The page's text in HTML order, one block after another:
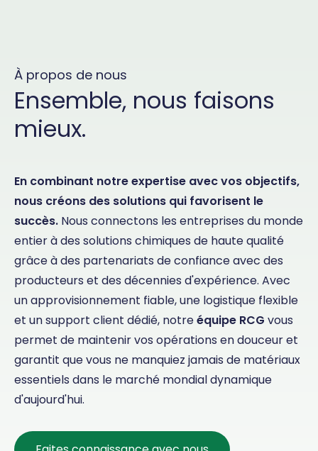
À propos de nous
Ensemble, nous faisons
mieux.
En combinant notre expertise avec vos objectifs,
nous créons des solutions qui favorisent le
succès. Nous connectons les entreprises du monde
entier à des solutions chimiques de haute qualité
grâce à des partenariats de confiance avec des
producteurs et des décennies d'expérience. Avec
un approvisionnement fiable, une logistique flexible
et un support client dédié, notreéquipe RCG vous
permet de maintenir vos opérations en douceur et
garantit que vous ne manquiez jamais de matériaux
essentiels dans le marché mondial dynamique
d'aujourd'hui.